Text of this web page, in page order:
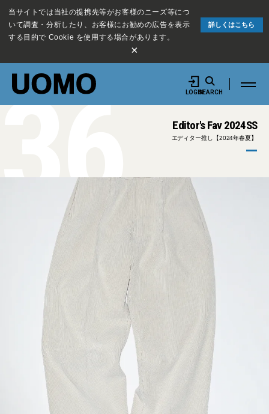
当サイトでは当社の提携先等がお客様のニーズ等につ
いて調査・分析したり、お客様にお勧めの広告を表示
する目的で Cookie を使用する場合があります。
詳しくはこちら
×
LOGINSEARCH
Editor's Fav 2024SS
エディター推し【2024年春夏】
36